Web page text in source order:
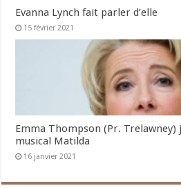
Evanna Lynch fait parler d’elle
15 février 2021
Emma Thompson (Pr. Trelawney)
musical Matilda
16 janvier 2021